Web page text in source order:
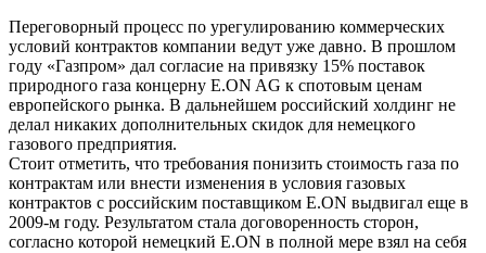
Переговорный процесс по урегулированию коммерческих
условий контрактов компании ведут уже давно. В прошлом
году «Газпром» дал согласие на привязку 15% поставок
природного газа концерну E.ON AG к спотовым ценам
европейского рынка. В дальнейшем российский холдинг не
делал никаких дополнительных скидок для немецкого
газового предприятия.
Стоит отметить, что требования понизить стоимость газа по
контрактам или внести изменения в условия газовых
контрактов с российским поставщиком E.ON выдвигал еще в
2009-м году. Результатом стала договоренность сторон,
согласно которой немецкий E.ON в полной мере взял на себя